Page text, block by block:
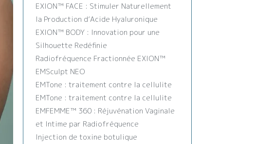
EXION™️ FACE : Stimuler Naturellement
la Production d’Acide Hyaluronique
EXION™️ BODY : Innovation pour une
Silhouette Redéfinie
Radiofréquence Fractionnée EXION™️
EMSculpt NEO
EMTone : traitement contre la cellulite
EMTone : traitement contre la cellulite
EMFEMME™ 360 : Réjuvénation Vaginale
et Intime par Radiofréquence
Injection de toxine botulique